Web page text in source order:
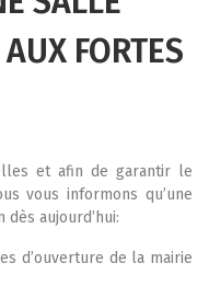
FORTES
et afin de garantir le
vous informons qu’une
aujourd’hui:
d’ouverture de la mairie